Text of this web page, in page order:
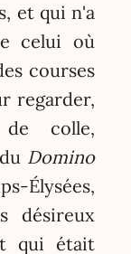
et qui n'a
celui où
courses
regarder,
colle,
Domino
Élysées,
désireux
qui était